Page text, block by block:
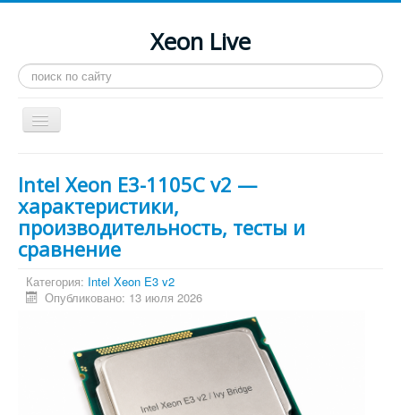
Xeon Live
Искать...
Toggle
Navigation
LGA 2011-3
LGA 2011
Процессоры
Инструкции
Конференция
Системные программы
Intel Xeon E3-1105C v2 —
характеристики,
производительность, тесты и
сравнение
Категория: Intel Xeon E3 v2
Опубликовано: 13 июля 2026